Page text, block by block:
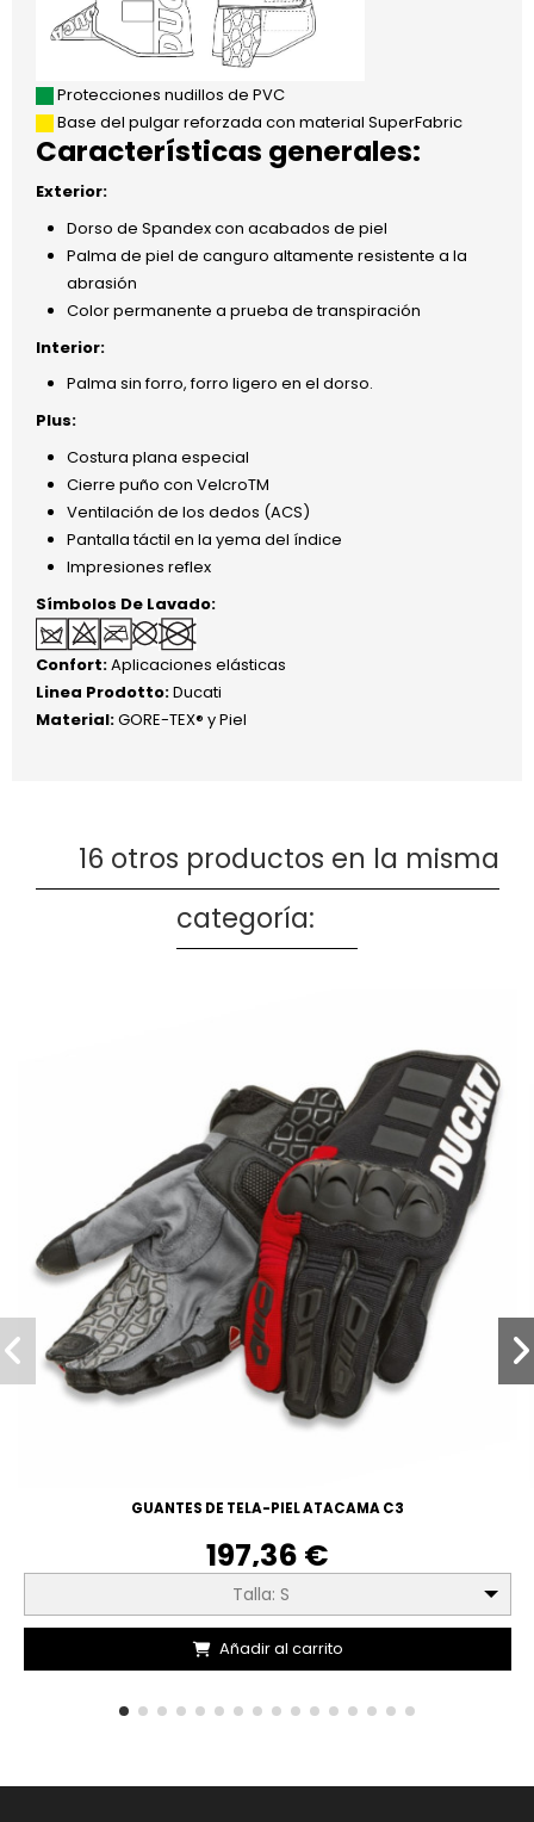
Protecciones nudillos de PVC
Base del pulgar reforzada con material SuperFabric
Características generales:
Exterior:
Dorso de Spandex con acabados de piel
Palma de piel de canguro altamente resistente a la
abrasión
Color permanente a prueba de transpiración
Interior:
Palma sin forro, forro ligero en el dorso.
Plus:
Costura plana especial
Cierre puño con VelcroTM
Ventilación de los dedos (ACS)
Pantalla táctil en la yema del índice
Impresiones reflex
Símbolos De Lavado:
Confort:Aplicaciones elásticas
Linea Prodotto:Ducati
Material:GORE-TEX® y Piel
16 otros productos en la misma
categoría:
GUANTES DE TELA-PIEL ATACAMA C3
197,36 €
Talla: S
Añadir al carrito